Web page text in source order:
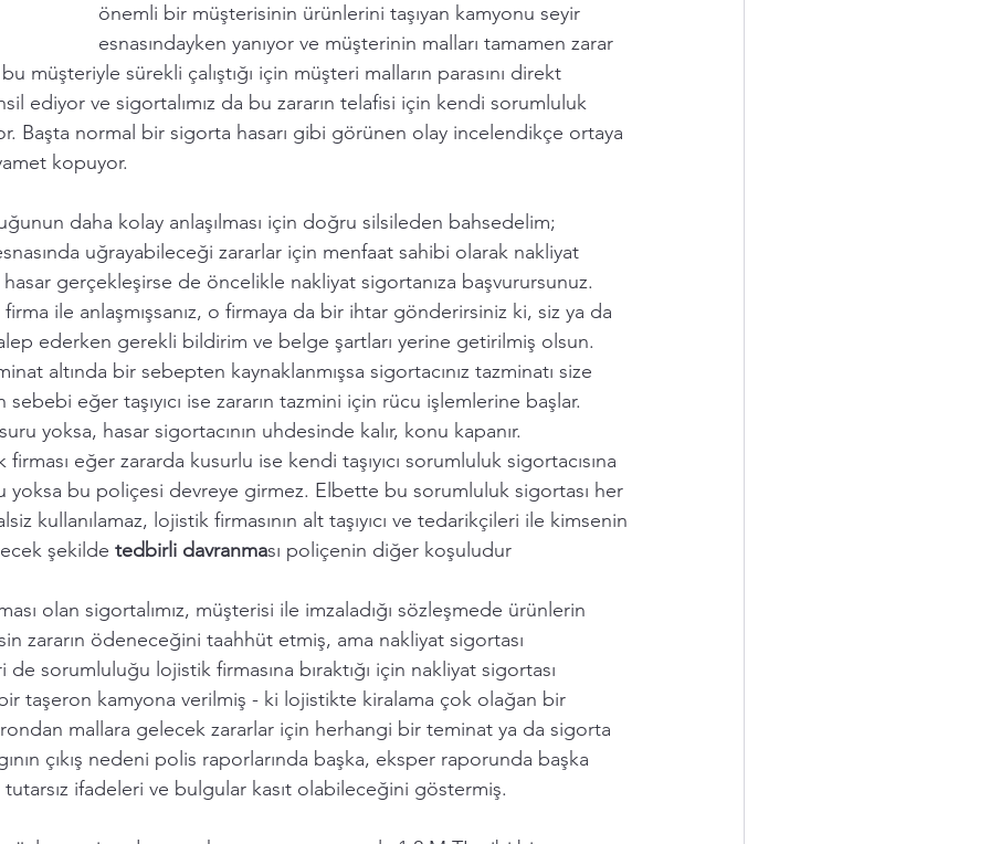
önemli bir müşterisinin ürünlerini taşıyan kamyonu seyir
esnasındayken yanıyor ve müşterinin malları tamamen zarar
müşteriyle sürekli çalıştığı için müşteri malların parasını direkt
ediyor ve sigortalımız da bu zararın telafisi için kendi sorumluluk
Başta normal bir sigorta hasarı gibi görünen olay incelendikçe ortaya
kopuyor.
daha kolay anlaşılması için doğru silsileden bahsedelim;
uğrayabileceği zararlar için menfaat sahibi olarak nakliyat
hasar gerçekleşirse de öncelikle nakliyat sigortanıza başvurursunuz.
firma ile anlaşmışsanız, o firmaya da bir ihtar gönderirsiniz ki, siz ya da
talep ederken gerekli bildirim ve belge şartları yerine getirilmiş olsun.
altında bir sebepten kaynaklanmışsa sigortacınız tazminatı size
sebebi eğer taşıyıcı ise zararın tazmini için rücu işlemlerine başlar.
yoksa, hasar sigortacının uhdesinde kalır, konu kapanır.
firması eğer zararda kusurlu ise kendi taşıyıcı sorumluluk sigortacısına
yoksa bu poliçesi devreye girmez. Elbette bu sorumluluk sigortası her
kullanılamaz, lojistik firmasının alt taşıyıcı ve tedarikçileri ile kimsenin
şekilde tedbirli davranması poliçenin diğer koşuludur
olan sigortalımız, müşterisi ile imzaladığı sözleşmede ürünlerin
zararın ödeneceğini taahhüt etmiş, ama nakliyat sigortası
de sorumluluğu lojistik firmasına bıraktığı için nakliyat sigortası
bir taşeron kamyona verilmiş - ki lojistikte kiralama çok olağan bir
mallara gelecek zararlar için herhangi bir teminat ya da sigorta
çıkış nedeni polis raporlarında başka, eksper raporunda başka
tutarsız ifadeleri ve bulgular kasıt olabileceğini göstermiş.